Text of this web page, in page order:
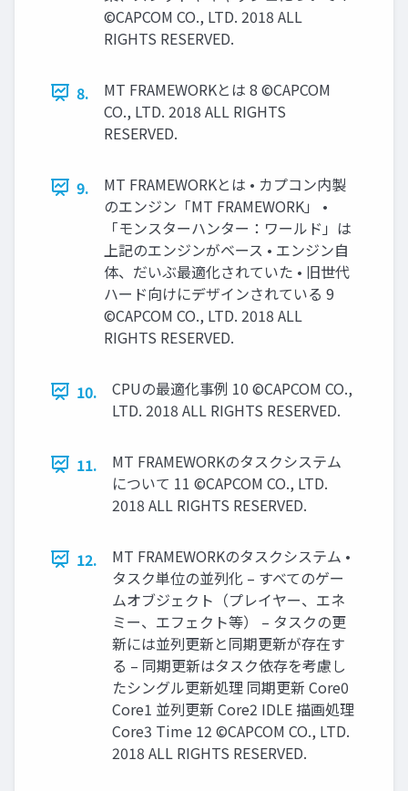
©CAPCOM CO., LTD. 2018 ALL
RIGHTS RESERVED.
8.
MT FRAMEWORKとは 8 ©CAPCOM
CO., LTD. 2018 ALL RIGHTS
RESERVED.
9.
MT FRAMEWORKとは • カプコン内製
のエンジン「MT FRAMEWORK」 •
「モンスターハンター：ワールド」は
上記のエンジンがベース • エンジン自
体、だいぶ最適化されていた • 旧世代
ハード向けにデザインされている 9
©CAPCOM CO., LTD. 2018 ALL
RIGHTS RESERVED.
10.
CPUの最適化事例 10 ©CAPCOM CO.,
LTD. 2018 ALL RIGHTS RESERVED.
11.
MT FRAMEWORKのタスクシステム
について 11 ©CAPCOM CO., LTD.
2018 ALL RIGHTS RESERVED.
12.
MT FRAMEWORKのタスクシステム •
タスク単位の並列化 – すべてのゲー
ムオブジェクト（プレイヤー、エネ
ミー、エフェクト等） – タスクの更
新には並列更新と同期更新が存在す
る – 同期更新はタスク依存を考慮し
たシングル更新処理 同期更新 Core0
Core1 並列更新 Core2 IDLE 描画処理
Core3 Time 12 ©CAPCOM CO., LTD.
2018 ALL RIGHTS RESERVED.